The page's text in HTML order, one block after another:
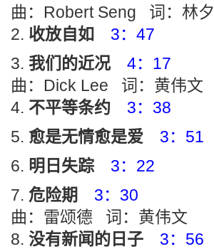
曲：Robert Seng 词：林夕
收放自如
3：47
我们的近况
4：17
曲：Dick Lee 词：黄伟文
不平等条约
3：38
愈是无情愈是爱
3：51
明日失踪
3：22
危险期
3：30
曲：雷颂德 词：黄伟文
没有新闻的日子
3：56